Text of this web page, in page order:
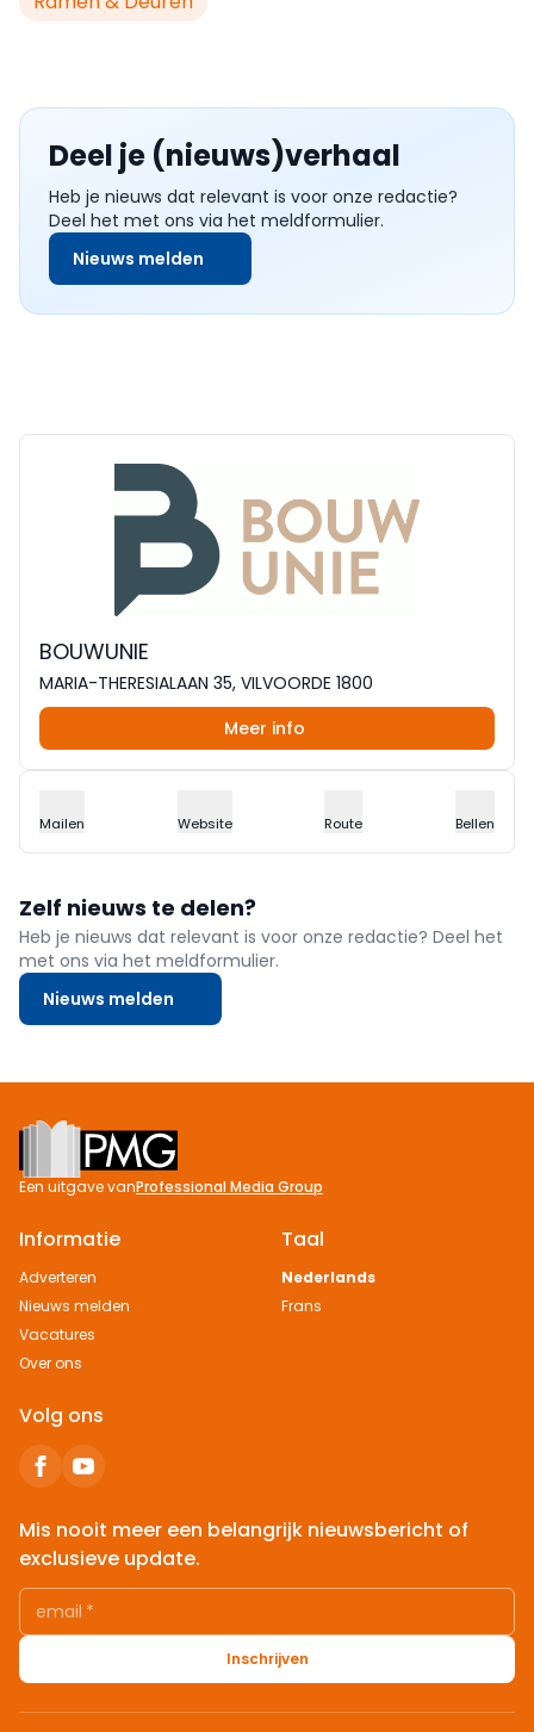
Deel je (nieuws)verhaal
Heb je nieuws dat relevant is voor onze redactie?
Deel het met ons via het meldformulier.
Nieuws melden
BOUWUNIE
MARIA-THERESIALAAN 35, VILVOORDE 1800
Meer info
Mailen Website Route Bellen
Zelf nieuws te delen?
Heb je nieuws dat relevant is voor onze redactie? Deel het
met ons via het meldformulier.
Nieuws melden
Footer
Een uitgave vanProfessional Media Group
Informatie
Adverteren
Nieuws melden
Vacatures
Over ons
Taal
Nederlands
Frans
Volg ons
Mis nooit meer een belangrijk nieuwsbericht of
exclusieve update.
email *
Inschrijven